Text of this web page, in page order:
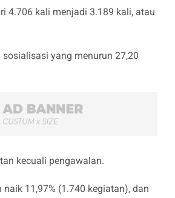
4.706 kali menjadi 3.189 kali, atau
yang menurun 27,20
kecuali pengawalan.
11,97% (1.740 kegiatan), dan